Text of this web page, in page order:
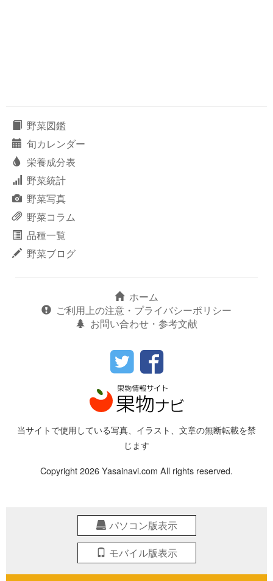
野菜図鑑
旬カレンダー
栄養成分表
野菜統計
野菜写真
野菜コラム
品種一覧
野菜ブログ
ホーム
ご利用上の注意・プライバシーポリシー
お問い合わせ・参考文献
当サイトで使用している写真、イラスト、文章の無断転載を禁
じます
Copyright 2026 Yasainavi.com All rights reserved.
パソコン版表示
モバイル版表示